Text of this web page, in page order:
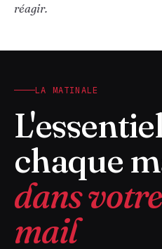
réagir.
LA MATINALE
chaque
dans
mail